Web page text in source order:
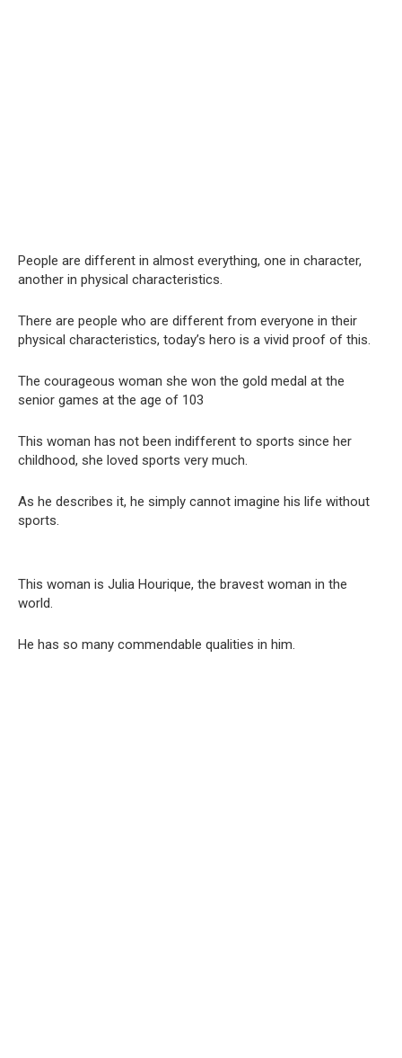
People are different in almost everything, one in character,
another in physical characteristics.
There are people who are different from everyone in their
physical characteristics, today’s hero is a vivid proof of this.
The courageous woman she won the gold medal at the
senior games at the age of 103
This woman has not been indifferent to sports since her
childhood, she loved sports very much.
As he describes it, he simply cannot imagine his life without
sports.
This woman is Julia Hourique, the bravest woman in the
world.
He has so many commendable qualities in him.